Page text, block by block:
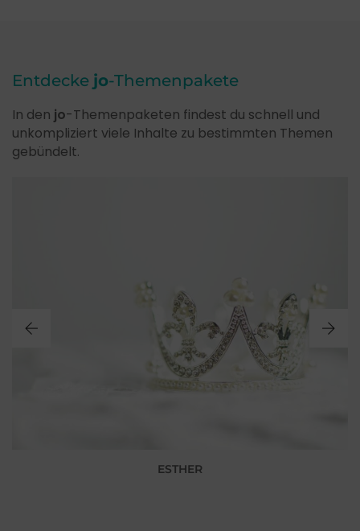
Entdecke jo-Themenpakete
In den jo-Themenpaketen findest du schnell und
unkompliziert viele Inhalte zu bestimmten Themen
gebündelt.
ESTHER